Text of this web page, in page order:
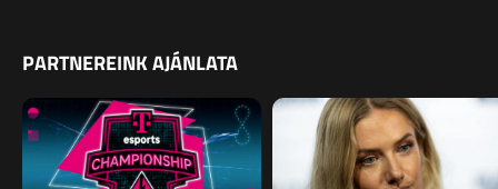
PARTNEREINK AJÁNLATA